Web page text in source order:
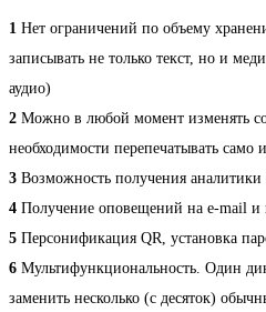
1 Нет ограничений по объему
записывать не только текст, но и
аудио)
2 Можно в любой момент изменять
необходимости перепечатывать само
3 Возможность получения аналитики
4 Получение оповещений на e-mail и
5 Персонификация QR, установка
6 Мультифункциональность. Один
заменить несколько (с десяток)